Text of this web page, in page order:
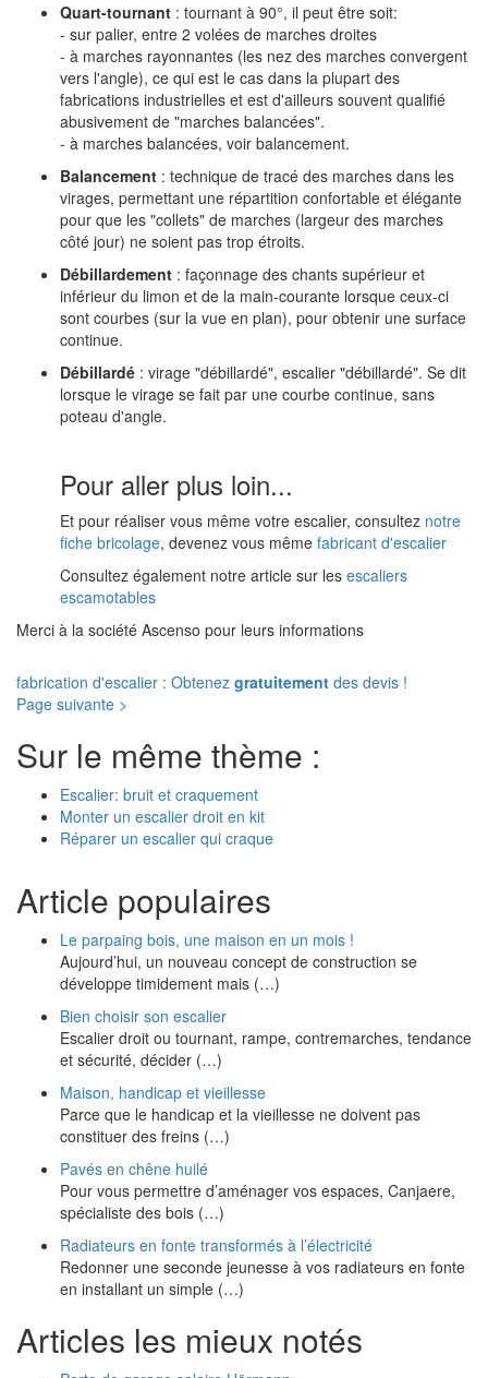
Quart-tournant : tournant à 90°, il peut être soit:
- sur palier, entre 2 volées de marches droites
- à marches rayonnantes (les nez des marches convergent
vers l'angle), ce qui est le cas dans la plupart des
fabrications industrielles et est d'ailleurs souvent qualifié
abusivement de "marches balancées".
- à marches balancées, voir balancement.
Balancement : technique de tracé des marches dans les
virages, permettant une répartition confortable et élégante
pour que les "collets" de marches (largeur des marches
côté jour) ne soient pas trop étroits.
Débillardement : façonnage des chants supérieur et
inférieur du limon et de la main-courante lorsque ceux-ci
sont courbes (sur la vue en plan), pour obtenir une surface
continue.
Débillardé : virage "débillardé", escalier "débillardé". Se dit
lorsque le virage se fait par une courbe continue, sans
poteau d'angle.
Pour aller plus loin...
Et pour réaliser vous même votre escalier, consultez notre
fiche bricolage, devenez vous même fabricant d'escalier
Consultez également notre article sur les escaliers
escamotables
Merci à la société Ascenso pour leurs informations
fabrication d'escalier : Obtenez gratuitement des devis !
Page suivante >
Sur le même thème :
Escalier: bruit et craquement
Monter un escalier droit en kit
Réparer un escalier qui craque
Article populaires
Le parpaing bois, une maison en un mois !
Aujourd’hui, un nouveau concept de construction se
développe timidement mais (…)
Bien choisir son escalier
Escalier droit ou tournant, rampe, contremarches, tendance
et sécurité, décider (…)
Maison, handicap et vieillesse
Parce que le handicap et la vieillesse ne doivent pas
constituer des freins (…)
Pavés en chêne huilé
Pour vous permettre d’aménager vos espaces, Canjaere,
spécialiste des bois (…)
Radiateurs en fonte transformés à l’électricité
Redonner une seconde jeunesse à vos radiateurs en fonte
en installant un simple (…)
Articles les mieux notés